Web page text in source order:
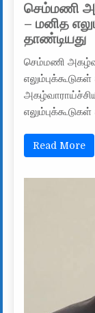
செம்மணி
– மனித
தாண்டியது
செம்மணி
Read More